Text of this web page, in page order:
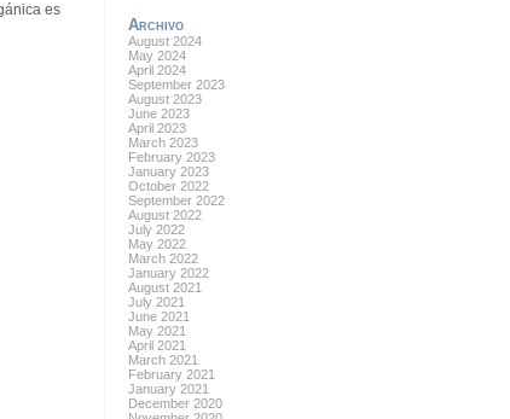
es
Archivo
August 2024
May 2024
April 2024
September 2023
August 2023
June 2023
April 2023
March 2023
February 2023
January 2023
October 2022
September 2022
August 2022
July 2022
May 2022
March 2022
January 2022
August 2021
July 2021
June 2021
May 2021
April 2021
March 2021
February 2021
January 2021
December 2020